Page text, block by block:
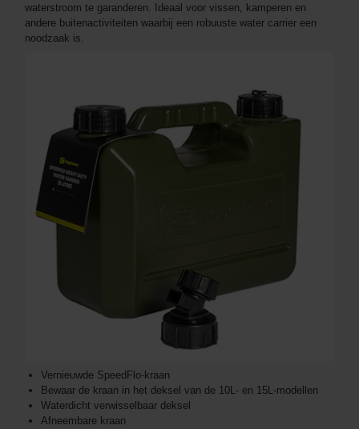
waterstroom te garanderen. Ideaal voor vissen, kamperen en
andere buitenactiviteiten waarbij een robuuste water carrier een
noodzaak is.
Vernieuwde SpeedFlo-kraan
Bewaar de kraan in het deksel van de 10L- en 15L-modellen
Waterdicht verwisselbaar deksel
Afneembare kraan